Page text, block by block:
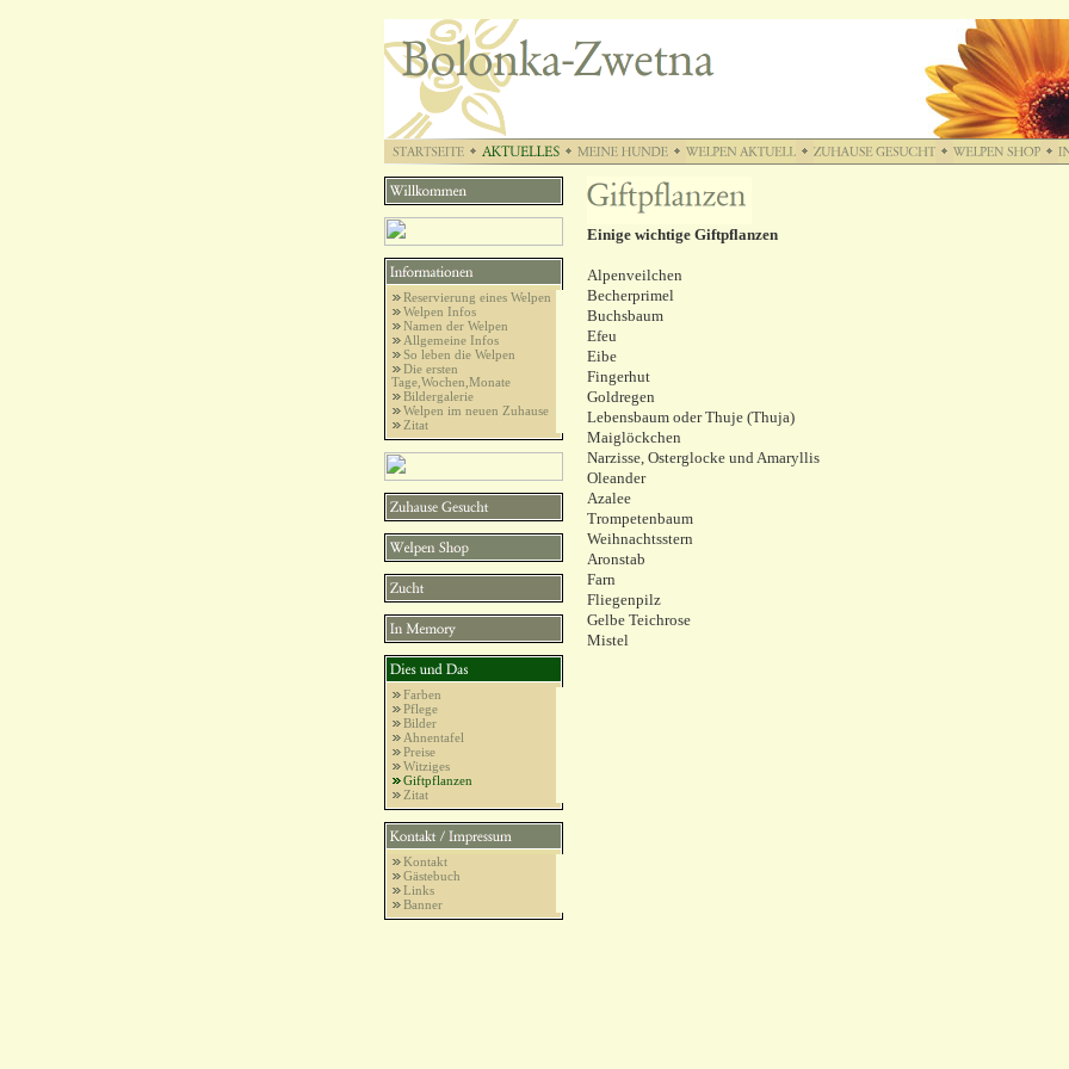
Reservierung eines Welpen
Welpen Infos
Namen der Welpen
Allgemeine Infos
So leben die Welpen
Die ersten
Tage,Wochen,Monate
Bildergalerie
Welpen im neuen Zuhause
Zitat
Farben
Pflege
Bilder
Ahnentafel
Preise
Witziges
Giftpflanzen
Zitat
Kontakt
Gästebuch
Links
Banner
Einige wichtige Giftpflanzen
Alpenveilchen
Becherprimel
Buchsbaum
Efeu
Eibe
Fingerhut
Goldregen
Lebensbaum oder Thuje (Thuja)
Maiglöckchen
Narzisse, Osterglocke und Amaryllis
Oleander
Azalee
Trompetenbaum
Weihnachtsstern
Aronstab
Farn
Fliegenpilz
Gelbe Teichrose
Mistel